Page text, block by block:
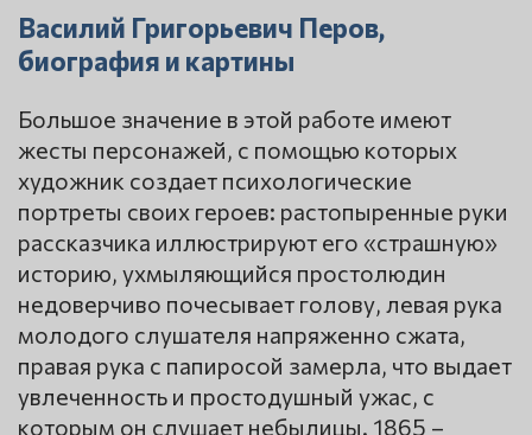
Василий Григорьевич Перов,
биография и картины
Большое значение в этой работе имеют
жесты персонажей, с помощью которых
художник создает психологические
портреты своих героев: растопыренные руки
рассказчика иллюстрируют его «страшную»
историю, ухмыляющийся простолюдин
недоверчиво почесывает голову, левая рука
молодого слушателя напряженно сжата,
правая рука с папиросой замерла, что выдает
увлеченность и простодушный ужас, с
которым он слушает небылицы. 1865 –